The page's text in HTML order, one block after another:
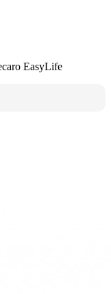
EasyLife